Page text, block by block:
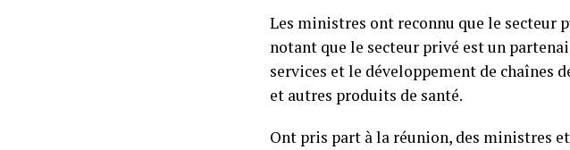
Les ministres ont reconnu que le secteur
notant que le secteur privé est un
services et le développement de chaînes
et autres produits de santé.
Ont pris part à la réunion, des ministres